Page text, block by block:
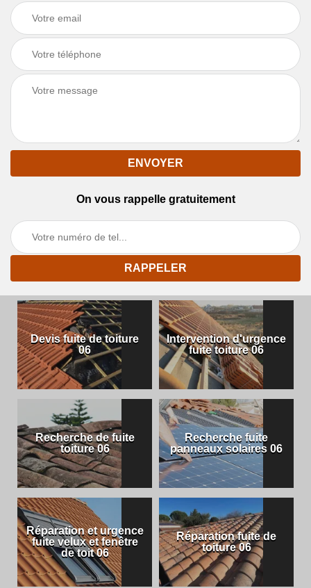
On vous rappelle gratuitement
Devis fuite de toiture
06
Intervention d'urgence
fuite toiture 06
Recherche de fuite
toiture 06
Recherche fuite
panneaux solaires 06
Réparation et urgence
fuite velux et fenêtre
de toit 06
Réparation fuite de
toiture 06